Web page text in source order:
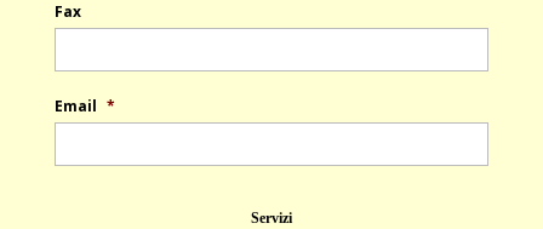
Fax
Email *
Servizi